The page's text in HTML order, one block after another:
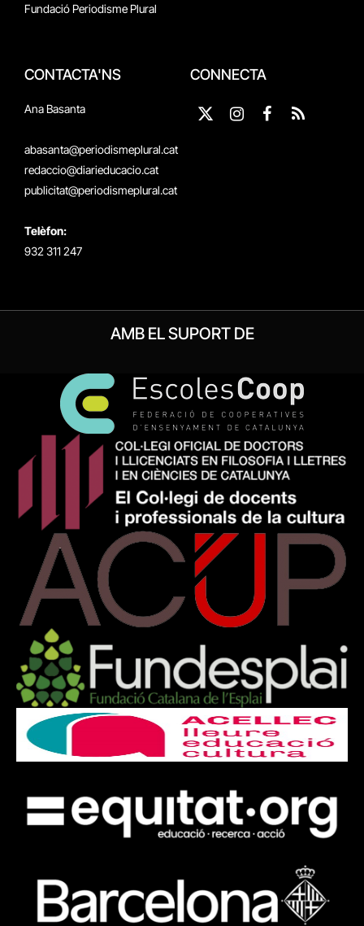
Fundació Periodisme Plural
CONTACTA'NS
Ana Basanta
abasanta@periodismeplural.cat
redaccio@diarieducacio.cat
publicitat@periodismeplural.cat
Telèfon:
932 311 247
CONNECTA
X
InstagramFacebook
RSS
AMB EL SUPORT DE